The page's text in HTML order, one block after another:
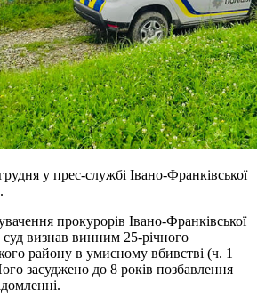
у прес-службі Івано-Франківської
прокурорів Івано-Франківської
суд визнав винним 25-річного
району в умисному вбивстві (ч. 1
засуджено до 8 років позбавлення